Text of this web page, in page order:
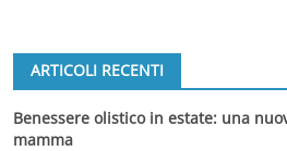
ARTICOLI RECENTI
Benessere olistico in estate: una
mamma